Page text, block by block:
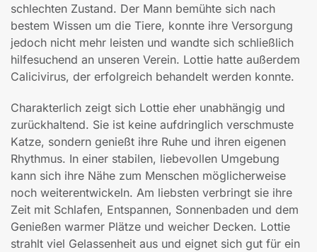
schlechten Zustand. Der Mann bemühte sich nach
bestem Wissen um die Tiere, konnte ihre Versorgung
jedoch nicht mehr leisten und wandte sich schließlich
hilfesuchend an unseren Verein. Lottie hatte außerdem
Calicivirus, der erfolgreich behandelt werden konnte.
Charakterlich zeigt sich Lottie eher unabhängig und
zurückhaltend. Sie ist keine aufdringlich verschmuste
Katze, sondern genießt ihre Ruhe und ihren eigenen
Rhythmus. In einer stabilen, liebevollen Umgebung
kann sich ihre Nähe zum Menschen möglicherweise
noch weiterentwickeln. Am liebsten verbringt sie ihre
Zeit mit Schlafen, Entspannen, Sonnenbaden und dem
Genießen warmer Plätze und weicher Decken. Lottie
strahlt viel Gelassenheit aus und eignet sich gut für ein